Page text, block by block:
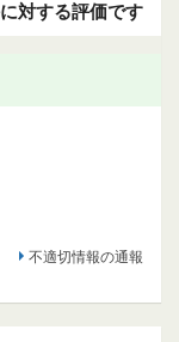
対する評価です
不適切情報の通報